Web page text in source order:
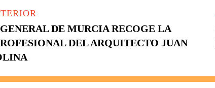
DE MURCIA RECOGE LA
DEL ARQUITECTO JUAN